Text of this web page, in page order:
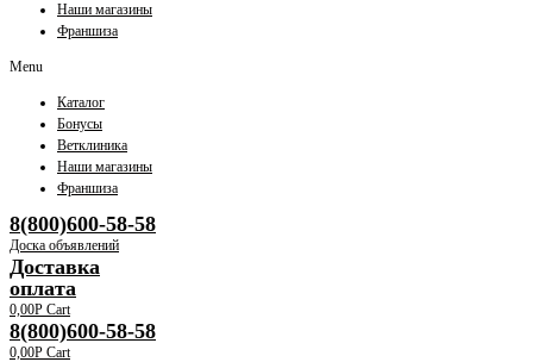
Наши магазины
Франшиза
Menu
Каталог
Бонусы
Ветклиника
Наши магазины
Франшиза
8(800)600-58-58
Доска объявлений
Доставка
оплата
0,00Р Cart
8(800)600-58-58
0,00Р Cart